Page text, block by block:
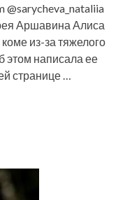
Аршавина Алиса
из-за тяжелого
этом написала ее
странице …